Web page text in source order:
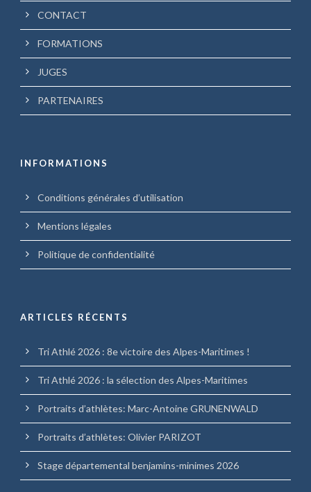
CONTACT
FORMATIONS
JUGES
PARTENAIRES
INFORMATIONS
Conditions générales d’utilisation
Mentions légales
Politique de confidentialité
ARTICLES RÉCENTS
Tri Athlé 2026 : 8e victoire des Alpes-Maritimes !
Tri Athlé 2026 : la sélection des Alpes-Maritimes
Portraits d’athlètes: Marc-Antoine GRUNENWALD
Portraits d’athlètes: Olivier PARIZOT
Stage départemental benjamins-minimes 2026